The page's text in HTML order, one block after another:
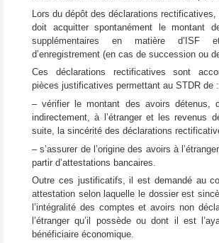
Lors du dépôt des déclarations
doit acquitter spontanément le montant
supplémentaires en matière d’ISF
d’enregistrement (en cas de succession ou
Ces déclarations rectificatives sont
pièces justificatives permettant au STDR de :
– vérifier le montant des avoirs détenus,
indirectement, à l’étranger et les revenus
suite, la sincérité des déclarations
– s’assurer de l’origine des avoirs à
partir d’attestations bancaires.
Outre ces justificatifs, il est demandé au
attestation selon laquelle le dossier est
l’intégralité des comptes et avoirs non
l’étranger qu’il possède ou dont il est
bénéficiaire économique.